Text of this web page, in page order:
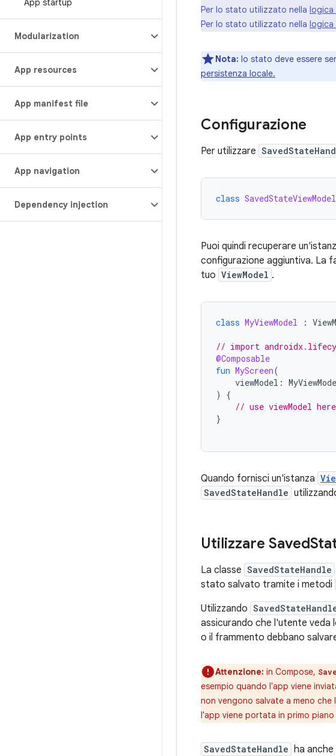
App startup
Modularization
App resources
App manifest file
App entry points
App navigation
Dependency injection
Per lo stato utilizzato nella logica
Per lo stato utilizzato nella logica
Nota: lo stato deve essere
persistenza locale.
Configurazione
Per utilizzare
class SavedStateViewModel
Puoi quindi recuperare
configurazione aggiuntiva. La
tuo ViewModel .
class MyViewModel :
// import
@Composable
fun MyScreen(
viewModel :
)
{
// use viewModel here
}
Quando fornisci un'istanza
SavedStateHandle
Utilizzare Saved
La classe SavedStateHandle
stato salvato tramite i metodi
Utilizzando
assicurando che l'utente veda
o il frammento debbano
Attenzione: in Compose,
esempio quando l'app viene
non vengono salvate a meno che
l'app viene portata in primo
SavedStateHandle ha